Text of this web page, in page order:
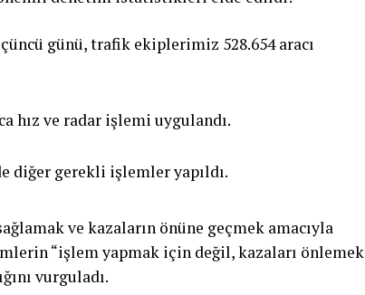
günü, trafik ekiplerimiz 528.654 aracı
hız ve radar işlemi uygulandı.
diğer gerekli işlemler yapıldı.
ve kazaların önüne geçmek amacıyla
“işlem yapmak için değil, kazaları önlemek
vurguladı.